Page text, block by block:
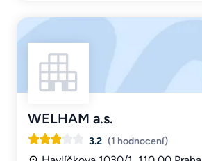
WELHAM a.s.
3.2 (1 hodnocení)